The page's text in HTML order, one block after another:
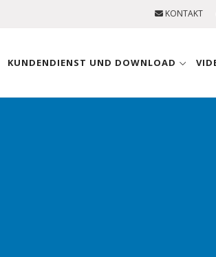
KONTAKT
KUNDENDIENST UND DOWNLOAD